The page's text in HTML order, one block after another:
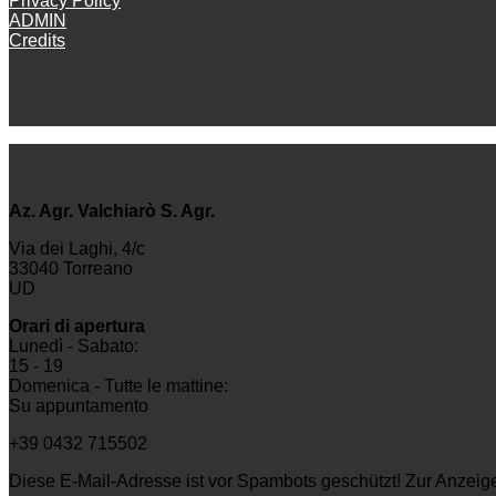
ADMIN
Credits
Az. Agr. Valchiarò S. Agr.
Via dei Laghi, 4/c
33040 Torreano
UD
Orari di apertura
Lunedì - Sabato:
15 - 19
Domenica - Tutte le mattine:
Su appuntamento
+39 0432 715502
Diese E-Mail-Adresse ist vor Spambots geschützt! Zur